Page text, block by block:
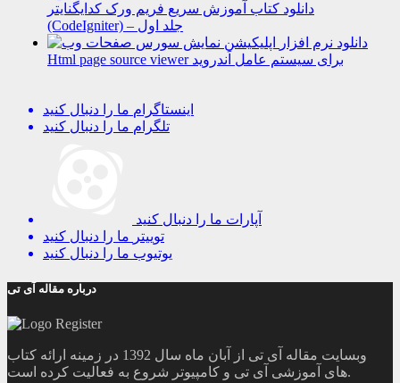
دانلود کتاب آموزش سریع فریم ورک کدایگنایتر
(CodeIgniter) – جلد اول
دانلود نرم افزار
Html page source viewer برای سیستم عامل اَندروید
اینستاگرام ما را دنبال کنید
تلگرام ما را دنبال کنید
آپارات ما را دنبال کنید
توییتر ما را دنبال کنید
یوتیوب ما را دنبال کنید
درباره مقاله آی تی
وبسایت مقاله آی تی از آبان ماه سال 1392 در زمینه ارائه کتاب
های آموزشی آی تی و کامپیوتر شروع به فعالیت کرده است.